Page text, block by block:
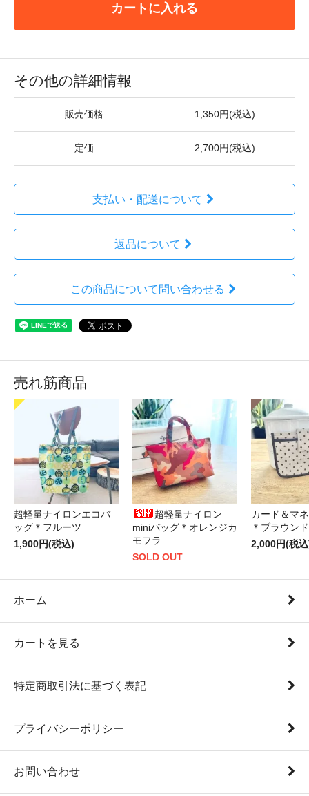
カートに入れる
その他の詳細情報
販売価格 1,350円(税込)
定価 2,700円(税込)
支払い・配送について
返品について
この商品について問い合わせる
売れ筋商品
超軽量ナイロンエコバ
ッグ＊フルーツ
1,900円(税込)
超軽量ナイロン
miniバッグ＊オレンジカ
モフラ
SOLD OUT
カード＆マ
＊ブラウン
2,000円(税
ホーム
カートを見る
特定商取引法に基づく表記
プライバシーポリシー
お問い合わせ